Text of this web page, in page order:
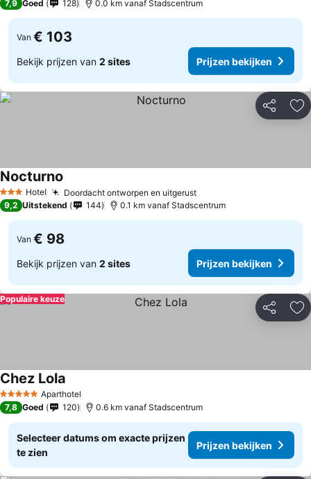
7,9 Goed 128 0.0 km vanaf Stadscentrum
Van € 103
Bekijk prijzen van 2 sites Prijzen bekijken
Delen
3 SterrenHotel Doordacht ontworpen en uitgerust
Nocturno
9,2 Uitstekend 144 0.1 km vanaf Stadscentrum
Van € 98
Bekijk prijzen van 2 sites Prijzen bekijken
Delen
Populaire keuze
5 Sterren Aparthotel
Chez Lola
7,8 Goed 120 0.6 km vanaf Stadscentrum
Selecteer datums om exacte prijzen
te zien
Prijzen bekijken